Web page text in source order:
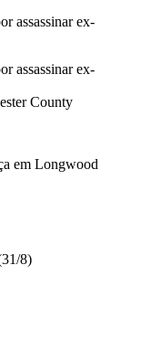
assassinar ex-
assassinar ex-
County
em Longwood
8)